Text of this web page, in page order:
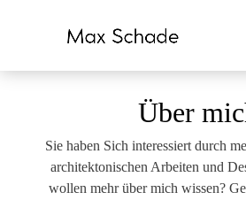
Über
Sie haben Sich interessiert durch
architektonischen Arbeiten und
wollen mehr über mich wissen?